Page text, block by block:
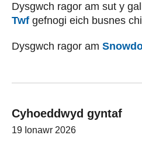
Dysgwch ragor am sut y
Twf gefnogi eich busnes
Dysgwch ragor am
Cyhoeddwyd gyntaf
19 Ionawr 2026